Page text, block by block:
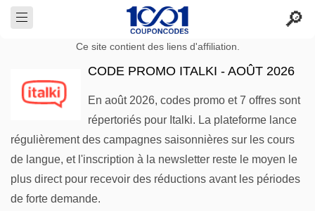
Ce site contient des liens d'affiliation.
CODE PROMO ITALKI - AOÛT 2026
En août 2026, codes promo et 7 offres sont
répertoriés pour Italki. La plateforme lance
régulièrement des campagnes saisonnières sur les cours
de langue, et l'inscription à la newsletter reste le moyen le
plus direct pour recevoir des réductions avant les périodes
de forte demande.